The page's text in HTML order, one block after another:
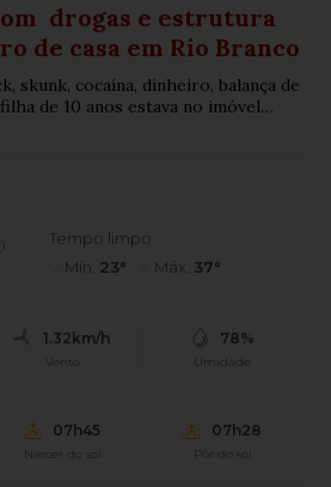
drogas e estrutura
de casa em Rio Branco
skunk, cocaína, dinheiro, balança de
de 10 anos estava no imóvel
Tempo limpo
Mín. 23° Máx. 37°
1.32km/h
Vento
78%
Umidade
07h45
Nascer do sol
07h28
Pôr do sol